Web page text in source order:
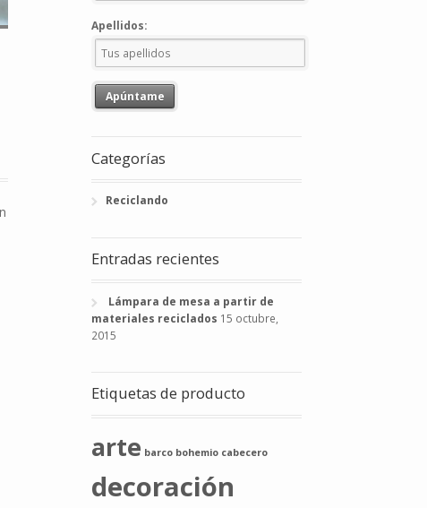
Apellidos:
Categorías
Reciclando
Entradas recientes
Lámpara de mesa a partir de
materiales reciclados 15 octubre,
2015
Etiquetas de producto
arte barco bohemio cabecero
decoración